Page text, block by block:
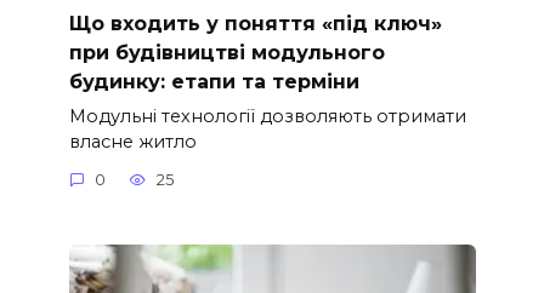
Що входить у поняття «під ключ»
при будівництві модульного
будинку: етапи та терміни
Модульні технології дозволяють отримати
власне житло
0 25